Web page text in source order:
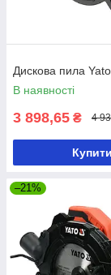
Дискова пила
В наявності
3 898,65 ₴ 4
Купити
–21%